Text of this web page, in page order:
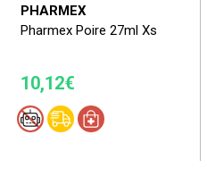
PHARMEX
Pharmex Poire 27ml Xs
10,12€